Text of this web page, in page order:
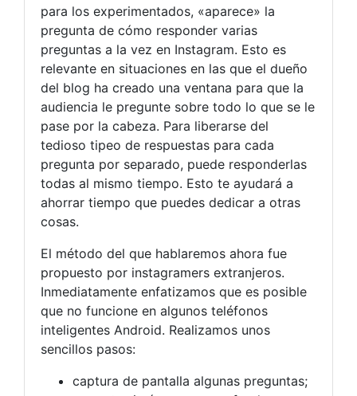
para los experimentados, «aparece» la
pregunta de cómo responder varias
preguntas a la vez en Instagram. Esto es
relevante en situaciones en las que el dueño
del blog ha creado una ventana para que la
audiencia le pregunte sobre todo lo que se le
pase por la cabeza. Para liberarse del
tedioso tipeo de respuestas para cada
pregunta por separado, puede responderlas
todas al mismo tiempo. Esto te ayudará a
ahorrar tiempo que puedes dedicar a otras
cosas.
El método del que hablaremos ahora fue
propuesto por instagramers extranjeros.
Inmediatamente enfatizamos que es posible
que no funcione en algunos teléfonos
inteligentes Android. Realizamos unos
sencillos pasos:
captura de pantalla algunas preguntas;